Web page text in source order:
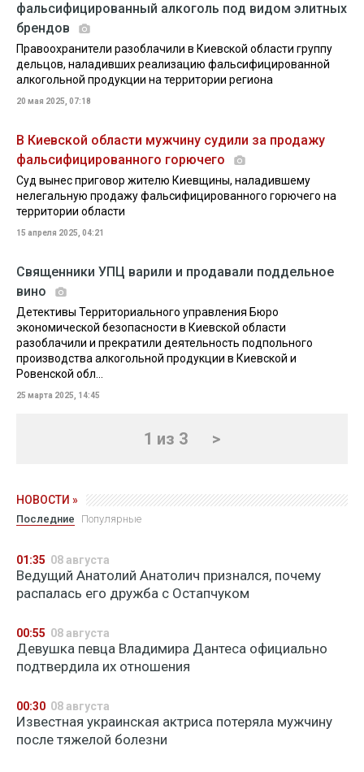
фальсифицированный алкоголь под видом элитных
брендов
Правоохранители разоблачили в Киевской области группу
дельцов, наладивших реализацию фальсифицированной
алкогольной продукции на территории региона
20 мая 2025, 07:18
В Киевской области мужчину судили за продажу
фальсифицированного горючего
Суд вынес приговор жителю Киевщины, наладившему
нелегальную продажу фальсифицированного горючего на
территории области
15 апреля 2025, 04:21
Священники УПЦ варили и продавали поддельное
вино
Детективы Территориального управления Бюро
экономической безопасности в Киевской области
разоблачили и прекратили деятельность подпольного
производства алкогольной продукции в Киевской и
Ровенской обл...
25 марта 2025, 14:45
1 из 3 >
НОВОСТИ »
Последние Популярные
01:35 08 августа
Ведущий Анатолий Анатолич признался, почему
распалась его дружба с Остапчуком
00:55 08 августа
Девушка певца Владимира Дантеса официально
подтвердила их отношения
00:30 08 августа
Известная украинская актриса потеряла мужчину
после тяжелой болезни